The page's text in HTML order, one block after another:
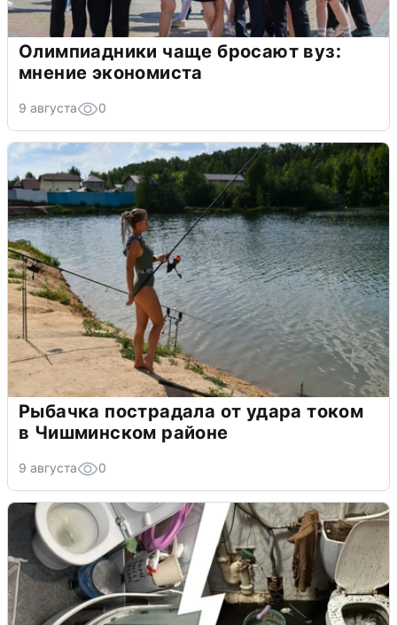
Олимпиадники чаще бросают вуз:
мнение экономиста
9 августа 0
Рыбачка пострадала от удара током
в Чишминском районе
9 августа 0